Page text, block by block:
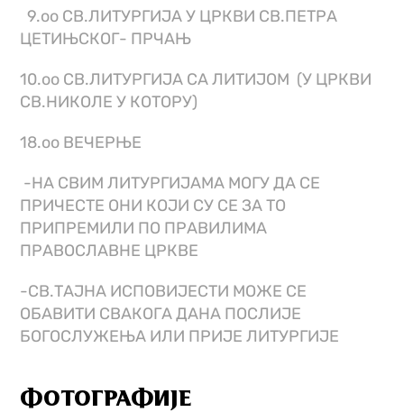
9.oo СВ.ЛИТУРГИЈА У ЦРКВИ СВ.ПЕТРА
ЦЕТИЊСКОГ- ПРЧАЊ
10.оо СВ.ЛИТУРГИЈА СА ЛИТИЈОМ (У ЦРКВИ
СВ.НИКОЛЕ У КОТОРУ)
18.оо ВЕЧЕРЊЕ
-НА СВИМ ЛИТУРГИЈАМА МОГУ ДА СЕ
ПРИЧЕСТЕ ОНИ КОЈИ СУ СЕ ЗА ТО
ПРИПРЕМИЛИ ПО ПРАВИЛИМА
ПРАВОСЛАВНЕ ЦРКВЕ
-СВ.ТАЈНА ИСПОВИЈЕСТИ МОЖЕ СЕ
ОБАВИТИ СВАКОГА ДАНА ПОСЛИЈЕ
БОГОСЛУЖЕЊА ИЛИ ПРИЈЕ ЛИТУРГИЈЕ
ФОТОГРАФИЈЕ